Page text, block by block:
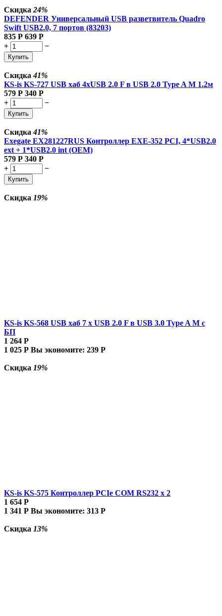
Скидка 24%
DEFENDER Универсальный USB разветвитель Quadro
Swift USB2.0, 7 портов (83203)
835 Р 639 Р
+
−
Купить
Скидка41%
KS-is KS-727 USB хаб 4xUSB 2.0 F в USB 2.0 Type A M 1.2м
579 Р 340 Р
+
−
Купить
Скидка41%
Exegate EX281227RUS Контроллер EXE-352 PCI, 4*USB2.0
ext + 1*USB2.0 int (OEM)
579 Р 340 Р
+
−
Купить
Скидка 19%
KS-is KS-568 USB хаб 7 x USB 2.0 F в USB 3.0 Type A M с
БП
1 264 Р
1 025 Р Вы экономите: 239 Р
Скидка 19%
KS-is KS-575 Контроллер PCIe COM RS232 x 2
1 654 Р
1 341 Р Вы экономите: 313 Р
Скидка 13%